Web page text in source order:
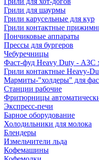
Грили для шаурмы
Грили карусельные для кур
Грили контактные
Пончиковые аппараты
Прессы для бургеров
Чебуречницы
Фаст-фуд Heavy Duty - АЗС
Грили контактные Heavy-
Мармиты-"холдеры" для
Станции рабочие
Фритюрницы
Экспресс-печи
Барное оборудование
Холодильники для молока
Блендеры
Измельчители льда
Кофемашины